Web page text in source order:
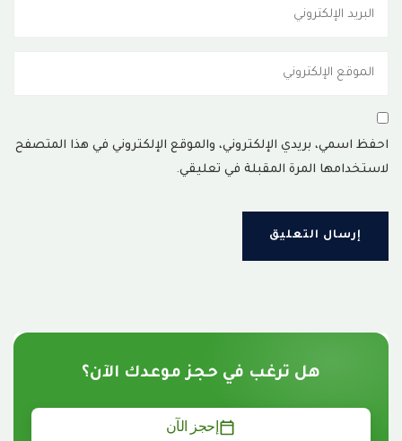
احفظ اسمي، بريدي الإلكتروني، والموقع الإلكتروني في هذا المتصفح
لاستخدامها المرة المقبلة في تعليقي.
هل ترغب في حجز موعدك الآن؟
إحجز الآن